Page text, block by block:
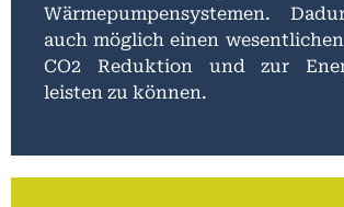
Wärmepumpensystemen.
auch möglich einen
CO2 Reduktion und zur
leisten zu können.